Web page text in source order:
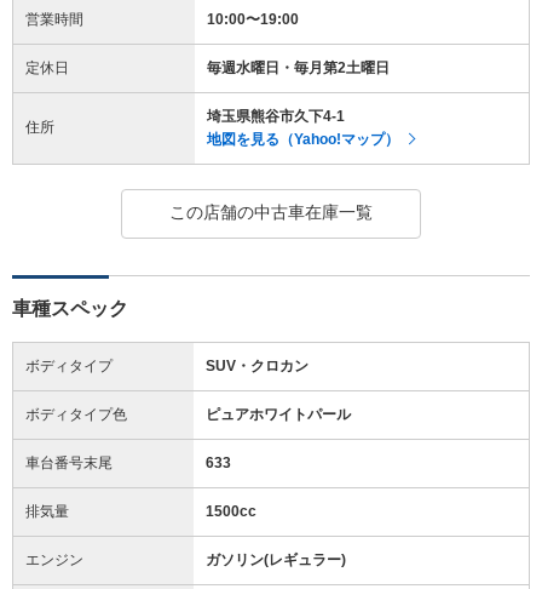
営業時間 10:00〜19:00
定休日 毎週水曜日・毎月第2土曜日
住所
埼玉県熊谷市久下4-1
地図を見る（Yahoo!マップ）
この店舗の中古車在庫一覧
車種スペック
ボディタイプ SUV・クロカン
ボディタイプ色 ピュアホワイトパール
車台番号末尾 633
排気量 1500cc
エンジン ガソリン(レギュラー)